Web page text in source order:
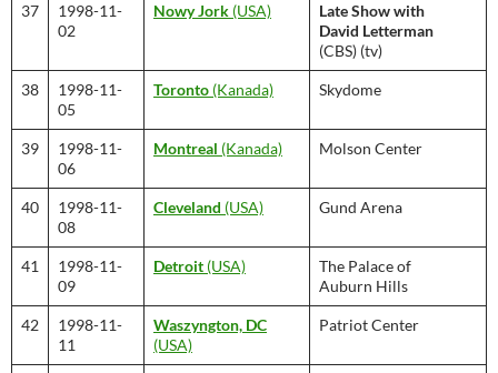
37
1998-11-
02
Nowy Jork (USA)
Late Show with
David Letterman
(CBS) (tv)
38
1998-11-
05
Toronto (Kanada) Skydome
39
1998-11-
06
Montreal (Kanada) Molson Center
40
1998-11-
08
Cleveland (USA) Gund Arena
41
1998-11-
09
Detroit (USA)
The Palace of
Auburn Hills
42
1998-11-
11
Waszyngton, DC
(USA)
Patriot Center